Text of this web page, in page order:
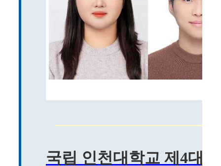
국립 인천대학교 제4대